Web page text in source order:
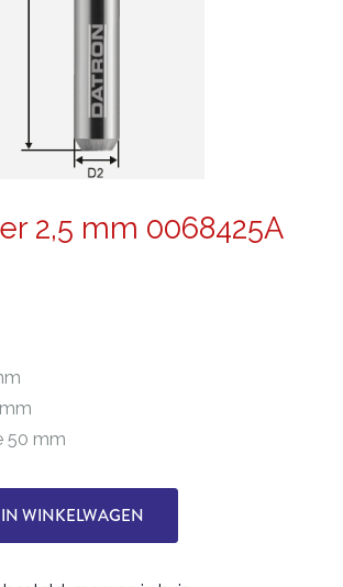
2,5 mm 0068425A
50 mm
IN WINKELWAGEN